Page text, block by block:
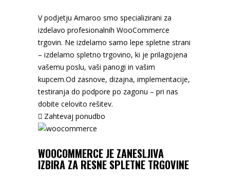
V podjetju Amaroo smo specializirani za
izdelavo profesionalnih WooCommerce
trgovin. Ne izdelamo samo lepe spletne strani
– izdelamo spletno trgovino, ki je prilagojena
vašemu poslu, vaši panogi in vašim
kupcem.Od zasnove, dizajna, implementacije,
testiranja do podpore po zagonu – pri nas
dobite celovito rešitev.
Zahtevaj ponudbo
WOOCOMMERCE JE ZANESLJIVA
IZBIRA ZA RESNE SPLETNE TRGOVINE